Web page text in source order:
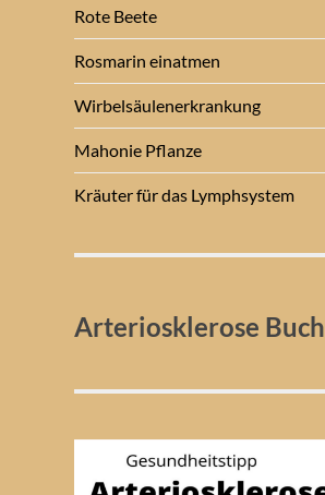
Rote Beete
Rosmarin einatmen
Wirbelsäulenerkrankung
Mahonie Pflanze
Kräuter für das Lymphsystem
Arteriosklerose Buch